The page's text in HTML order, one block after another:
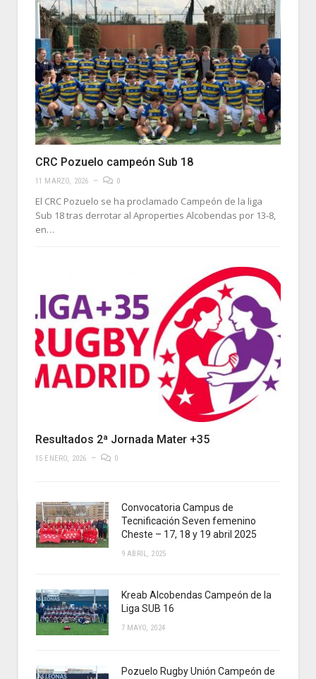
CRC Pozuelo campeón Sub 18
11 MARZO, 2026 0
El CRC Pozuelo se ha proclamado Campeón de la liga
Sub 18 tras derrotar al Aproperties Alcobendas por 13-8,
en…
Resultados 2ª Jornada Mater +35
15 ENERO, 2026 0
Convocatoria Campus de
Tecnificación Seven femenino
Cheste – 17, 18 y 19 abril 2025
9 ABRIL, 2025
Kreab Alcobendas Campeón de la
Liga SUB 16
7 MAYO, 2024
Pozuelo Rugby Unión Campeón de